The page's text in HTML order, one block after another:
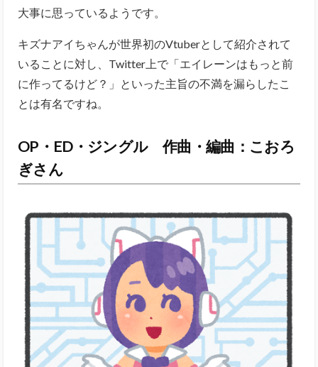
大事に思っているようです。
キズナアイちゃんが世界初のVtuberとして紹介されて
いることに対し、Twitter上で「エイレーンはもっと前
に作ってるけど？」といった主旨の不満を漏らしたこ
とは有名ですね。
OP・ED・ジングル 作曲・編曲：こおろ
ぎさん